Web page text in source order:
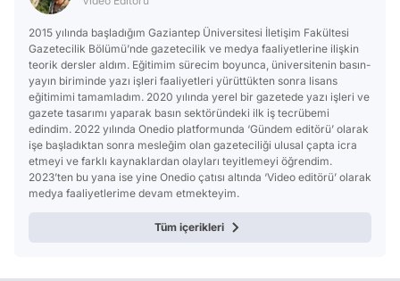
2015 yılında başladığım Gaziantep Üniversitesi İletişim Fakültesi
Gazetecilik Bölümü’nde gazetecilik ve medya faaliyetlerine ilişkin
teorik dersler aldım. Eğitimim sürecim boyunca, üniversitenin basın-
yayın biriminde yazı işleri faaliyetleri yürüttükten sonra lisans
eğitimimi tamamladım. 2020 yılında yerel bir gazetede yazı işleri ve
gazete tasarımı yaparak basın sektöründeki ilk iş tecrübemi
edindim. 2022 yılında Onedio platformunda ‘Gündem editörü’ olarak
işe başladıktan sonra mesleğim olan gazeteciliği ulusal çapta icra
etmeyi ve farklı kaynaklardan olayları teyitlemeyi öğrendim.
2023’ten bu yana ise yine Onedio çatısı altında ‘Video editörü’ olarak
medya faaliyetlerime devam etmekteyim.
Tüm içerikleri